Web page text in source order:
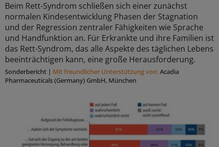
Beim Rett-Syndrom schließen sich einer zunächst
normalen Kindesentwicklung Phasen der Stagnation
und der Regression zentraler Fähigkeiten wie Sprache
und Handfunktion an. Für Erkrankte und ihre Familien ist
das Rett-Syndrom, das alle Aspekte des täglichen Lebens
beeinträchtigen kann, eine große Herausforderung.
Sonderbericht | Mit freundlicher Unterstützung von:Acadia
Pharmaceuticals (Germany) GmbH, München